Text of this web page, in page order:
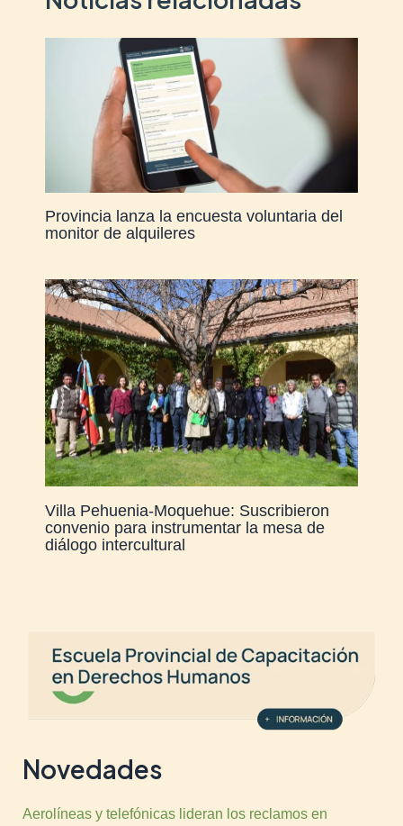
Provincia lanza la encuesta voluntaria del
monitor de alquileres
Villa Pehuenia-Moquehue: Suscribieron
convenio para instrumentar la mesa de
diálogo intercultural
Novedades
Aerolíneas y telefónicas lideran los reclamos en